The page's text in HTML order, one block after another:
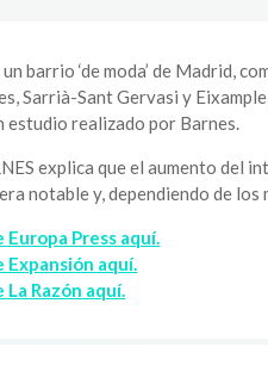
barrio ‘de moda’ de Madrid,
Sarrià-Sant Gervasi y
estudio realizado por Barnes.
explica que el aumento del
notable y, dependiendo de
Press aquí.
Expansión aquí.
Razón aquí.